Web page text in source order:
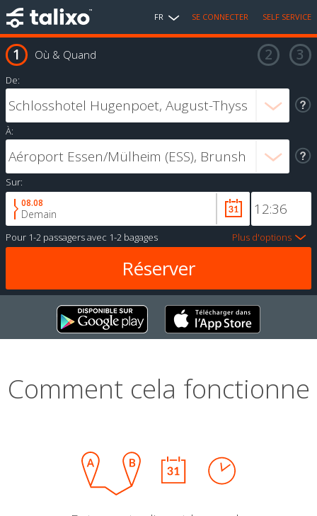
FR SE CONNECTER SELF SERVICE
Où & Quand
De:
À:
Sur:
08.08
Demain
Pour 1-2 passagersavec 1-2 bagages Plus d'options
Comment cela fonctionne